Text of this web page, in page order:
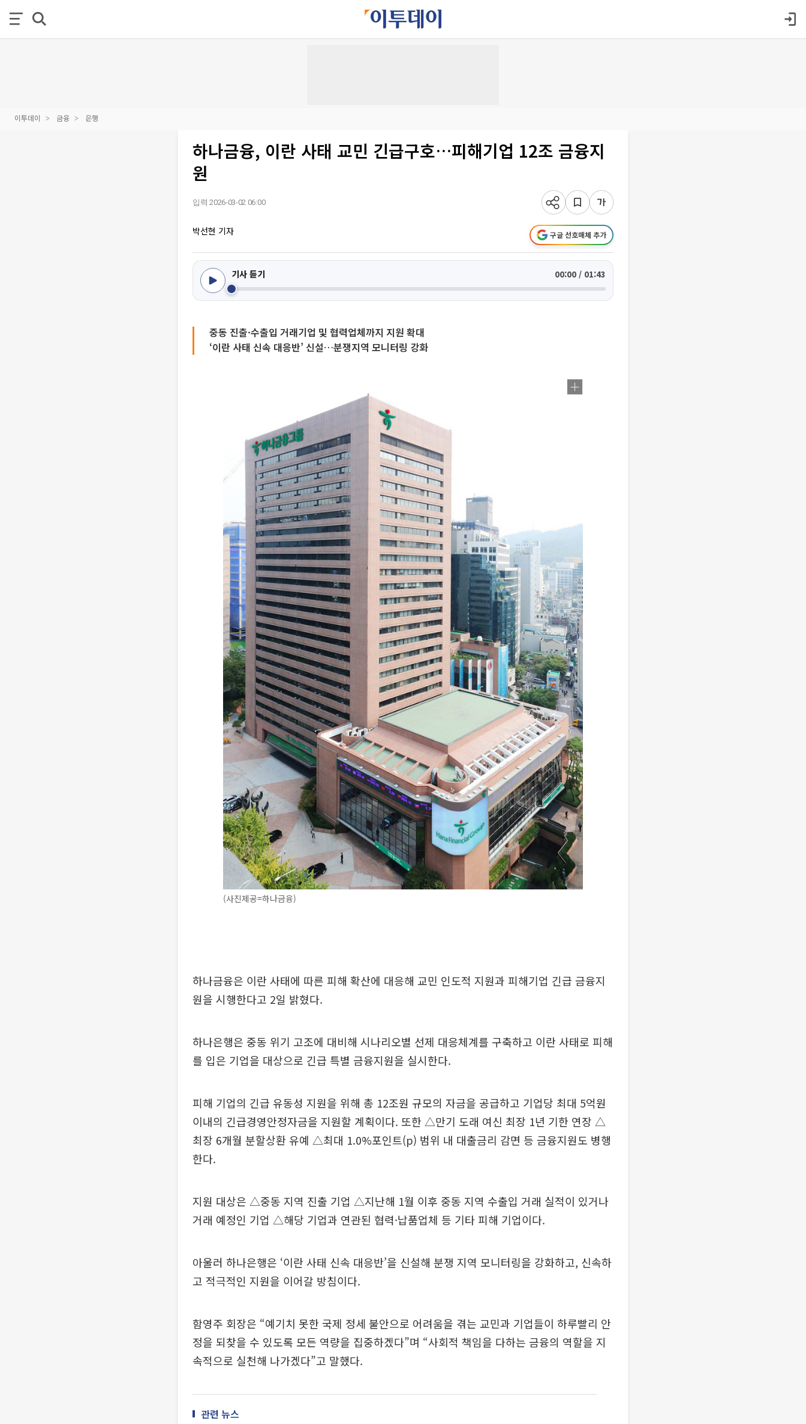
이투데이 금융 은행
하나금융, 이란 사태 교민 긴급구호…피해기업 12조 금융지
원
입력 2026-03-02 06:00
박선현 기자 구글 선호매체 추가
기사 듣기 00:00 / 01:43
중동 진출·수출입 거래기업 및 협력업체까지 지원 확대
‘이란 사태 신속 대응반’ 신설…분쟁지역 모니터링 강화
(사진제공=하나금융)
하나금융은 이란 사태에 따른 피해 확산에 대응해 교민 인도적 지원과 피해기업 긴급 금융지
원을 시행한다고 2일 밝혔다.
하나은행은 중동 위기 고조에 대비해 시나리오별 선제 대응체계를 구축하고 이란 사태로 피해
를 입은 기업을 대상으로 긴급 특별 금융지원을 실시한다.
피해 기업의 긴급 유동성 지원을 위해 총 12조원 규모의 자금을 공급하고 기업당 최대 5억원
이내의 긴급경영안정자금을 지원할 계획이다. 또한 △만기 도래 여신 최장 1년 기한 연장 △
최장 6개월 분할상환 유예 △최대 1.0%포인트(p) 범위 내 대출금리 감면 등 금융지원도 병행
한다.
지원 대상은 △중동 지역 진출 기업 △지난해 1월 이후 중동 지역 수출입 거래 실적이 있거나
거래 예정인 기업 △해당 기업과 연관된 협력·납품업체 등 기타 피해 기업이다.
아울러 하나은행은 ‘이란 사태 신속 대응반’을 신설해 분쟁 지역 모니터링을 강화하고, 신속하
고 적극적인 지원을 이어갈 방침이다.
함영주 회장은 “예기치 못한 국제 정세 불안으로 어려움을 겪는 교민과 기업들이 하루빨리 안
정을 되찾을 수 있도록 모든 역량을 집중하겠다”며 “사회적 책임을 다하는 금융의 역할을 지
속적으로 실천해 나가겠다”고 말했다.
관련 뉴스